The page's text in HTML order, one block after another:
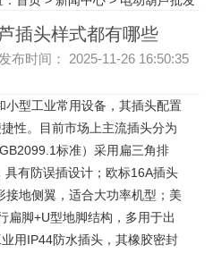
插头样式都有哪些
时间： 2025-11-26 16:50:35
小型工业常用设备，其插头配置
性。目前市场上主流插头分为
标准）采用扁三角排
有防误插设计；欧标16A插头
接地侧翼，适合大功率机型；美
扁脚+U型地脚结构，多用于出
用IP44防水插头，其橡胶密封